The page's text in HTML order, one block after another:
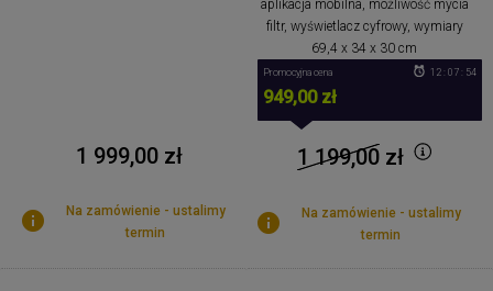
1 999,00 zł
Na zamówienie - ustalimy
termin
aplikacja mobilna, możliwość mycia
filtr, wyświetlacz cyfrowy, wymiary
69,4 x 34 x 30 cm
Promocyjna cena
949,00 zł
12 : 07 : 53
1 199,00zł
Na zamówienie - ustalimy
termin